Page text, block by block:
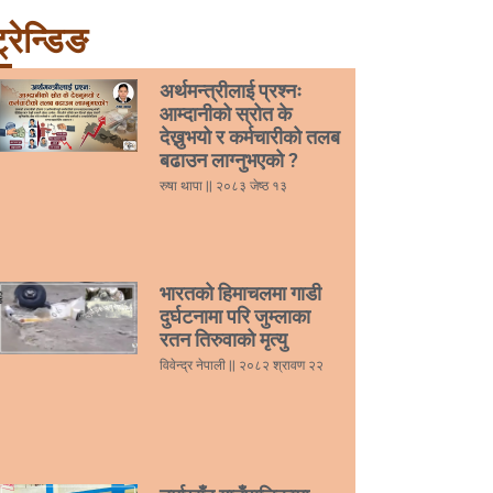
अर्थमन्त्रीलाई प्रश्नः
आम्दानीको स्रोत के
देख्नुभयो र कर्मचारीको तलब
बढाउन लाग्नुभएको ?
रुषा थापा २०८३ जेष्ठ १३
भारतको हिमाचलमा गाडी
दुर्घटनामा परि जुम्लाका
रतन तिरुवाको मृत्यु
विवेन्द्र नेपाली २०८२ श्रावण २२